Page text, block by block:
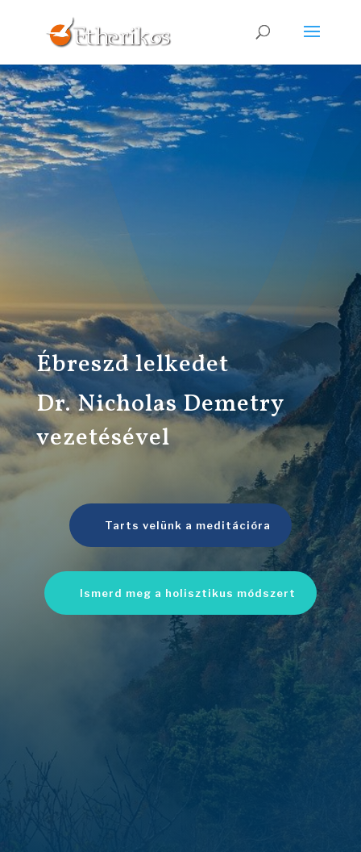
Ébreszd lelkedet
Dr. Nicholas Demetry
vezetésével
Tarts velünk a meditációra
Ismerd meg a holisztikus módszert